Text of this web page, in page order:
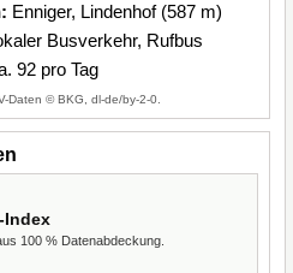
Enniger, Lindenhof (587 m)
Busverkehr, Rufbus
92 pro Tag
Daten © BKG, dl-de/by-2-0.
Index
100 % Datenabdeckung.